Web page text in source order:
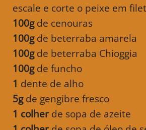
escale e corte o peixe em
100gde cenouras
100gde beterraba amarela
100gde beterraba Chioggia
100gde funcho
1 dente de alho
5gde gengibre fresco
1 colherde sopa de azeite